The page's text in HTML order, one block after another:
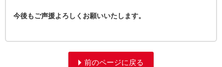
今後もご声援よろしくお願いいたします。
前のページに戻る